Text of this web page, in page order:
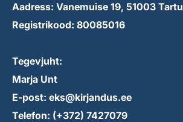
Aadress: Vanemuise 19, 51003 Tartu
Registrikood: 80085016
Tegevjuht:
Marja Unt
E-post: eks@kirjandus.ee
Telefon: (+372) 7427079